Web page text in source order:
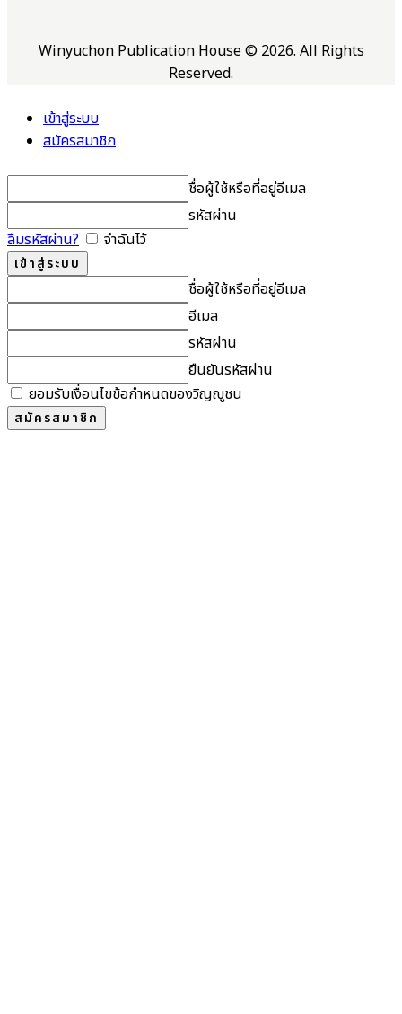
Winyuchon Publication House © 2026. All Rights
Reserved.
เข้าสู่ระบบ
สมัครสมาชิก
ชื่อผู้ใช้หรือที่อยู่อีเมล
รหัสผ่าน
ลืมรหัสผ่าน?
จำฉันไว้
ชื่อผู้ใช้หรือที่อยู่อีเมล
อีเมล
รหัสผ่าน
ยืนยันรหัสผ่าน
ยอมรับเงื่อนไขข้อกำหนดของวิญญูชน